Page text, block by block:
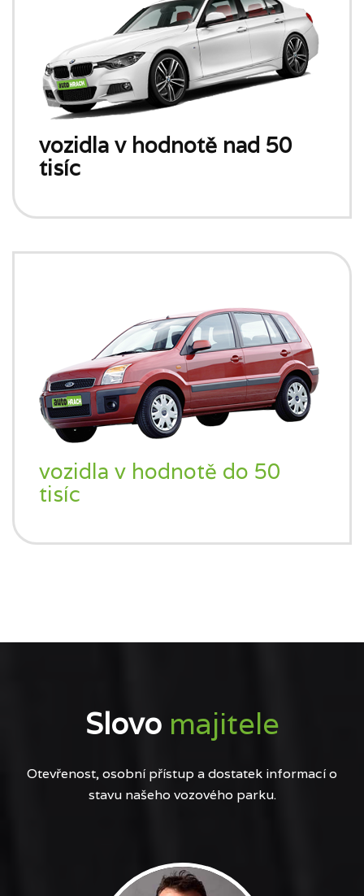
vozidla v hodnotě nad 50
tisíc
vozidla v hodnotě do 50
tisíc
Slovo majitele
Otevřenost, osobní přístup a dostatek informací o
stavu našeho vozového parku.